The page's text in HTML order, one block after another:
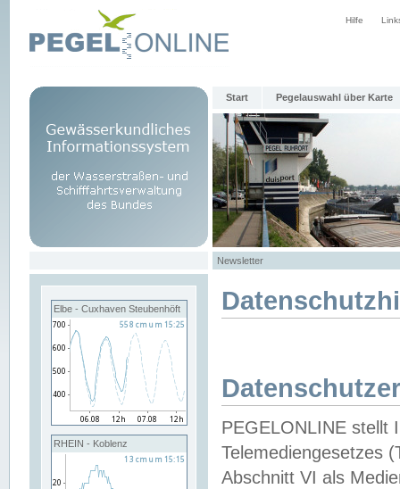
Hilfe
Start Pegelauswahl über Karte
Newsletter
Elbe - Cuxhaven Steubenhöft
RHEIN - Koblenz
PEGELONLINE stellt
Telemediengesetzes
Abschnitt VI als